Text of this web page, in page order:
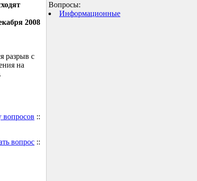
2008
разрыв с
на
вопросов ::
Вопросы:
Информационные
вопрос ::